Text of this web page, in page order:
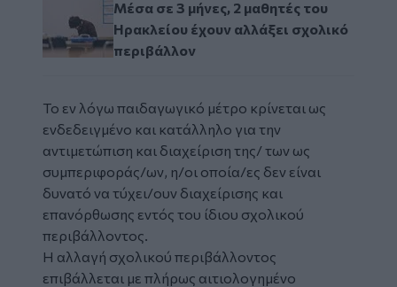
Μέσα σε 3 μήνες, 2 μαθητές του
Ηρακλείου έχουν αλλάξει σχολικό
περιβάλλον
Το εν λόγω παιδαγωγικό μέτρο κρίνεται ως
ενδεδειγμένο και κατάλληλο για την
αντιμετώπιση και διαχείριση της/ των ως
συμπεριφοράς/ων, η/οι οποία/ες δεν είναι
δυνατό να τύχει/ουν διαχείρισης και
επανόρθωσης εντός του ίδιου σχολικού
περιβάλλοντος.
Η αλλαγή σχολικού περιβάλλοντος
επιβάλλεται με πλήρως αιτιολογημένο